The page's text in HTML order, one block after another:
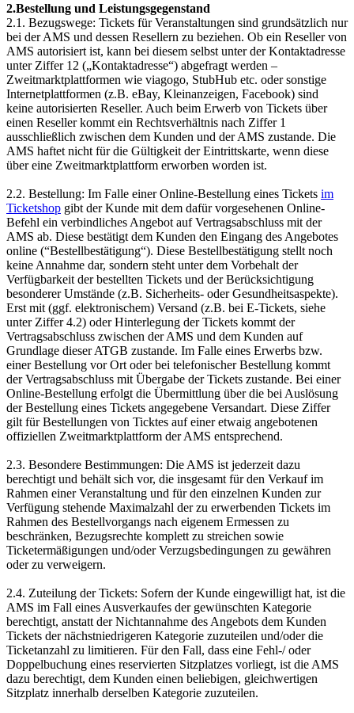
2.Bestellung und Leistungsgegenstand
2.1. Bezugswege: Tickets für Veranstaltungen sind grundsätzlich nur
bei der AMS und dessen Resellern zu beziehen. Ob ein Reseller von
AMS autorisiert ist, kann bei diesem selbst unter der Kontaktadresse
unter Ziffer 12 („Kontaktadresse“) abgefragt werden –
Zweitmarktplattformen wie viagogo, StubHub etc. oder sonstige
Internetplattformen (z.B. eBay, Kleinanzeigen, Facebook) sind
keine autorisierten Reseller. Auch beim Erwerb von Tickets über
einen Reseller kommt ein Rechtsverhältnis nach Ziffer 1
ausschließlich zwischen dem Kunden und der AMS zustande. Die
AMS haftet nicht für die Gültigkeit der Eintrittskarte, wenn diese
über eine Zweitmarktplattform erworben worden ist.
2.2. Bestellung: Im Falle einer Online-Bestellung eines Tickets im
Ticketshop gibt der Kunde mit dem dafür vorgesehenen Online-
Befehl ein verbindliches Angebot auf Vertragsabschluss mit der
AMS ab. Diese bestätigt dem Kunden den Eingang des Angebotes
online (“Bestellbestätigung“). Diese Bestellbestätigung stellt noch
keine Annahme dar, sondern steht unter dem Vorbehalt der
Verfügbarkeit der bestellten Tickets und der Berücksichtigung
besonderer Umstände (z.B. Sicherheits- oder Gesundheitsaspekte).
Erst mit (ggf. elektronischem) Versand (z.B. bei E-Tickets, siehe
unter Ziffer 4.2) oder Hinterlegung der Tickets kommt der
Vertragsabschluss zwischen der AMS und dem Kunden auf
Grundlage dieser ATGB zustande. Im Falle eines Erwerbs bzw.
einer Bestellung vor Ort oder bei telefonischer Bestellung kommt
der Vertragsabschluss mit Übergabe der Tickets zustande. Bei einer
Online-Bestellung erfolgt die Übermittlung über die bei Auslösung
der Bestellung eines Tickets angegebene Versandart. Diese Ziffer
gilt für Bestellungen von Ticktes auf einer etwaig angebotenen
offiziellen Zweitmarktplattform der AMS entsprechend.
2.3. Besondere Bestimmungen: Die AMS ist jederzeit dazu
berechtigt und behält sich vor, die insgesamt für den Verkauf im
Rahmen einer Veranstaltung und für den einzelnen Kunden zur
Verfügung stehende Maximalzahl der zu erwerbenden Tickets im
Rahmen des Bestellvorgangs nach eigenem Ermessen zu
beschränken, Bezugsrechte komplett zu streichen sowie
Ticketermäßigungen und/oder Verzugsbedingungen zu gewähren
oder zu verweigern.
2.4. Zuteilung der Tickets: Sofern der Kunde eingewilligt hat, ist die
AMS im Fall eines Ausverkaufes der gewünschten Kategorie
berechtigt, anstatt der Nichtannahme des Angebots dem Kunden
Tickets der nächstniedrigeren Kategorie zuzuteilen und/oder die
Ticketanzahl zu limitieren. Für den Fall, dass eine Fehl-/ oder
Doppelbuchung eines reservierten Sitzplatzes vorliegt, ist die AMS
dazu berechtigt, dem Kunden einen beliebigen, gleichwertigen
Sitzplatz innerhalb derselben Kategorie zuzuteilen.